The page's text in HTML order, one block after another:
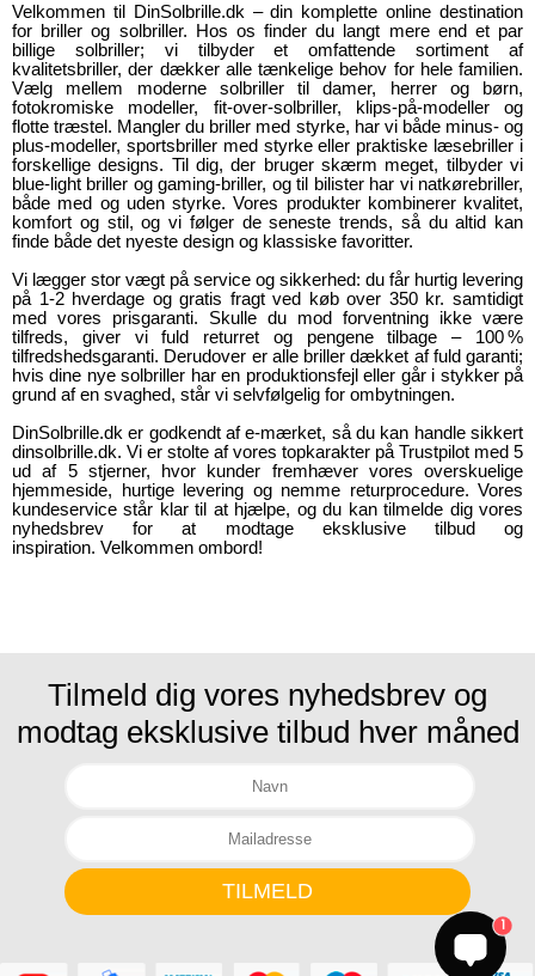
Velkommen til DinSolbrille.dk – din komplette online destination
for briller og solbriller. Hos os finder du langt mere end et par
billige solbriller; vi tilbyder et omfattende sortiment af
kvalitetsbriller, der dækker alle tænkelige behov for hele familien.
Vælg mellem moderne solbriller til damer, herrer og børn,
fotokromiske modeller, fit‑over-solbriller, klips‑på-modeller og
flotte træstel. Mangler du briller med styrke, har vi både minus- og
plus‑modeller, sportsbriller med styrke eller praktiske læsebriller i
forskellige designs. Til dig, der bruger skærm meget, tilbyder vi
blue‑light briller og gaming-briller, og til bilister har vi natkørebriller,
både med og uden styrke. Vores produkter kombinerer kvalitet,
komfort og stil, og vi følger de seneste trends, så du altid kan
finde både det nyeste design og klassiske favoritter.
Vi lægger stor vægt på service og sikkerhed: du får hurtig levering
på 1‑2 hverdage og gratis fragt ved køb over 350 kr. samtidigt
med vores prisgaranti. Skulle du mod forventning ikke være
tilfreds, giver vi fuld returret og pengene tilbage – 100 %
tilfredshedsgaranti. Derudover er alle briller dækket af fuld garanti;
hvis dine nye solbriller har en produktionsfejl eller går i stykker på
grund af en svaghed, står vi selvfølgelig for ombytningen.
DinSolbrille.dk er godkendt af e‑mærket, så du kan handle sikkert
dinsolbrille.dk. Vi er stolte af vores topkarakter på Trustpilot med 5
ud af 5 stjerner, hvor kunder fremhæver vores overskuelige
hjemmeside, hurtige levering og nemme returprocedure. Vores
kundeservice står klar til at hjælpe, og du kan tilmelde dig vores
nyhedsbrev for at modtage eksklusive tilbud og
inspiration. Velkommen ombord!
Tilmeld dig vores nyhedsbrev og
modtag eksklusive tilbud hver måned
1